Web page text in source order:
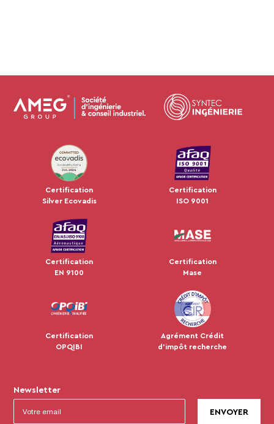
JUL 2024
Certification
Silver Ecovadis
Certification
ISO 9001
Certification
EN 9100
Certification
Mase
Certification
OPQIBI
Agrément Crédit
d'impôt recherche
Newsletter